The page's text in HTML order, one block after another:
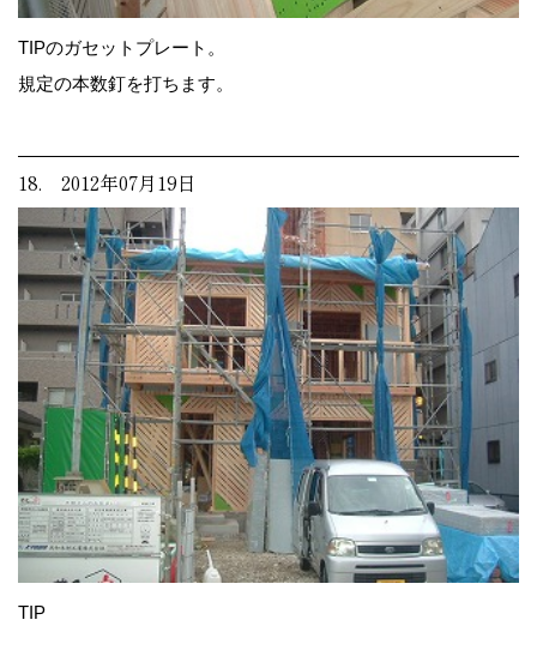
TIPのガセットプレート。
規定の本数釘を打ちます。
18. 2012年07月19日
TIP